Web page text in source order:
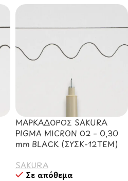
ΜΑΡΚΑΔΟΡΟΣ SAKURA
PIGMA MICRON 02 – 0,30
mm BLACK (ΣΥΣΚ-12ΤΕΜ)
SAKURA
Σε απόθεμα